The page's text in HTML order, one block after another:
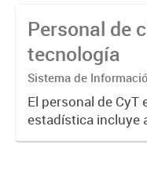
Personal de
tecnología
Sistema de
Tecnología Argentino
El personal de CyT
estadística incluye
personas